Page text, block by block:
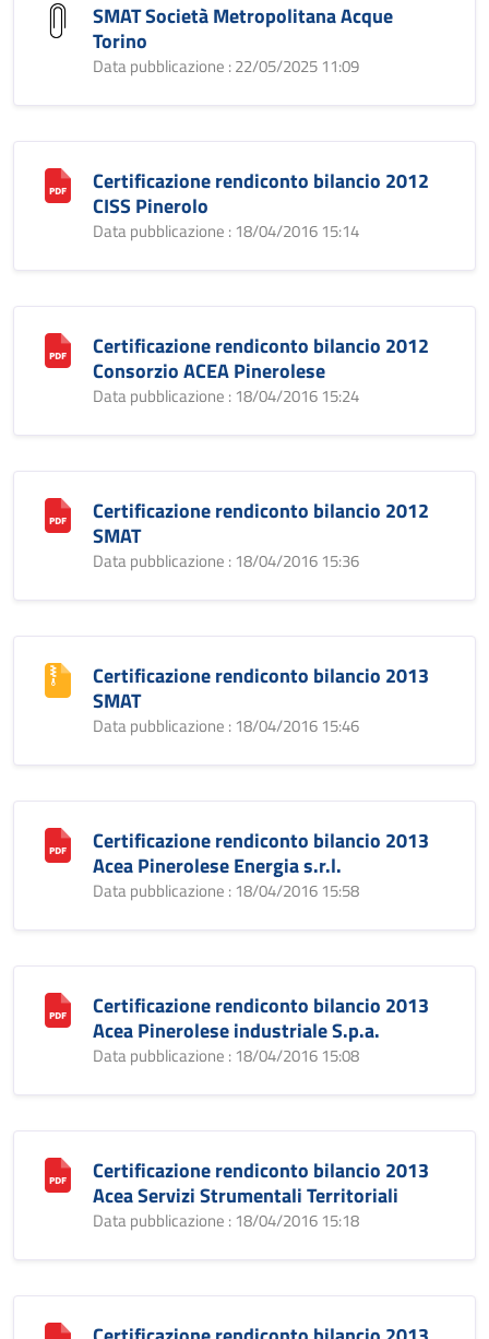
SMAT Società Metropolitana Acque
Torino
Data pubblicazione : 22/05/2025 11:09
Certificazione rendiconto bilancio 2012
CISS Pinerolo
Data pubblicazione : 18/04/2016 15:14
Certificazione rendiconto bilancio 2012
Consorzio ACEA Pinerolese
Data pubblicazione : 18/04/2016 15:24
Certificazione rendiconto bilancio 2012
SMAT
Data pubblicazione : 18/04/2016 15:36
Certificazione rendiconto bilancio 2013
SMAT
Data pubblicazione : 18/04/2016 15:46
Certificazione rendiconto bilancio 2013
Acea Pinerolese Energia s.r.l.
Data pubblicazione : 18/04/2016 15:58
Certificazione rendiconto bilancio 2013
Acea Pinerolese industriale S.p.a.
Data pubblicazione : 18/04/2016 15:08
Certificazione rendiconto bilancio 2013
Acea Servizi Strumentali Territoriali
Data pubblicazione : 18/04/2016 15:18